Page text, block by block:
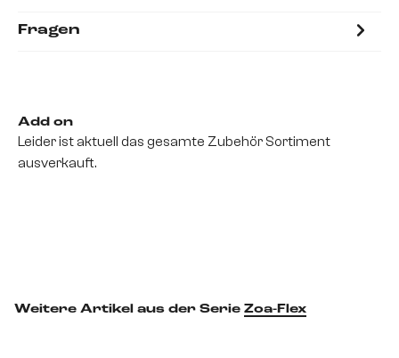
Fragen
Add on
Leider ist aktuell das gesamte Zubehör Sortiment
ausverkauft.
Weitere Artikel aus der Serie Zoa-Flex